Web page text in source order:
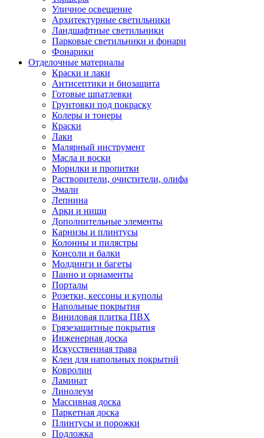
Уличное освещение
Архитектурные светильники
Ландшафтные светильники
Парковые светильники и фонари
Фонарики
Отделочные материалы
Краски и лаки
Антисептики и биозащита
Готовые шпатлевки
Грунтовки под покраску
Колеры и тонеры
Краски
Лаки
Малярный инструмент
Масла и воски
Морилки и пропитки
Растворители, очистители, олифа
Эмали
Лепнина
Арки и ниши
Дополнительные элементы
Карнизы и плинтусы
Колонны и пилястры
Консоли и балки
Молдинги и багеты
Панно и орнаменты
Порталы
Розетки, кессоны и куполы
Напольные покрытия
Виниловая плитка ПВХ
Грязезащитные покрытия
Инженерная доска
Искусственная трава
Клеи для напольных покрытий
Ковролин
Ламинат
Линолеум
Массивная доска
Паркетная доска
Плинтусы и порожки
Подложка